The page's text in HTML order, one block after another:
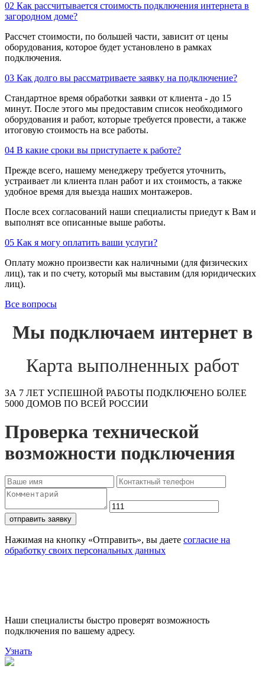
02 Как рассчитывается стоимость подключения интернета в
загородном доме?
Рассчет стоимости, по большей части, зависит от цены
оборудования, которое будет установлено в рамках
подключения.
03 Как долго вы рассматриваете заявку на подключение?
Стандартное время обработки заявки от клиента - до 15
минут. После этого мы предоставим список необходимого
оборудования и работ, которые требуется провести, а также
итоговую стоимость на все работы.
04 В какие сроки вы приступаете к работе?
Прежде всего, нашему менеджеру требуется уточнить,
устраивает ли клиента план работ и их стоимость, а также
удобное время для выезда наших монтажеров.
После всех согласований наши специалисты приедут к Вам и
выполнят все описанные выше работы.
05 Как я могу оплатить ваши услуги?
Оплату можно произвести как наличными (для физических
лиц), так и по счету, который мы выставим (для юридических
лиц).
Все вопросы
Мы подключаем интернет в
Карта выполненных работ
ЗА 7 ЛЕТ УСПЕШНОЙ РАБОТЫ ПОДКЛЮЧЕНО БОЛЕЕ
5000 ДОМОВ ПО ВСЕЙ РОССИИ
Проверка технической
возможности подключения
отправить заявку
Нажимая на кнопку «Отправить», вы даете согласие на
обработку своих персональных данных
Наши специалисты быстро проверят возможность
подключения по вашему адресу.
Узнать